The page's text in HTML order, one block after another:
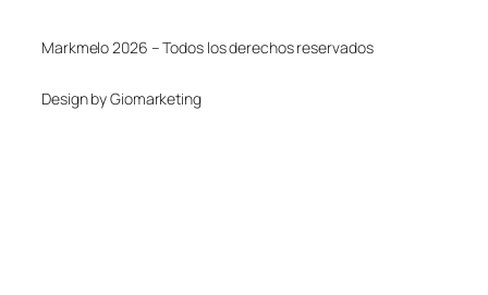
Markmelo 2026 – Todos los derechos reservados
Design by Giomarketing